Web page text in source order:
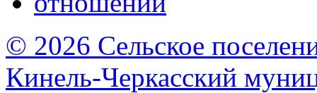
© 2026 Сельское
Кинель-Черкасский